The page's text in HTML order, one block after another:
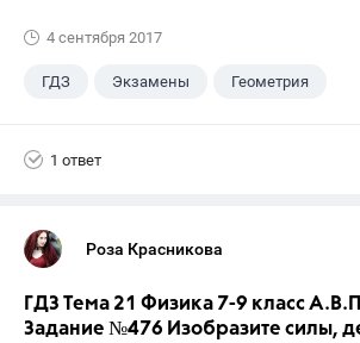
4 сентября 2017
ГДЗ Экзамены Геометрия
1 ответ
Роза Красникова
ГДЗ Тема 21 Физика 7-9 класс
Задание №476 Изобразите силы,